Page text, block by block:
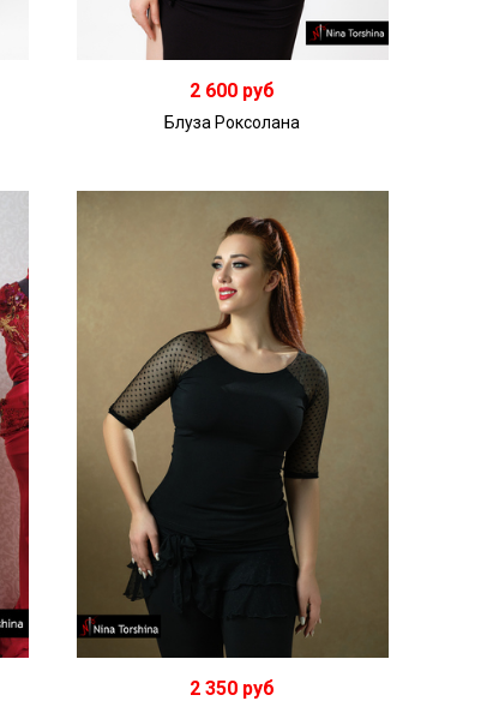
2 600 руб
Блуза Роксолана
2 350 руб